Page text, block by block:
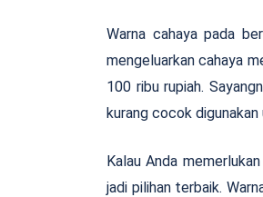
Warna cahaya pada
mengeluarkan cahaya
100 ribu rupiah.
kurang cocok
Kalau Anda
jadi pilihan terbaik.